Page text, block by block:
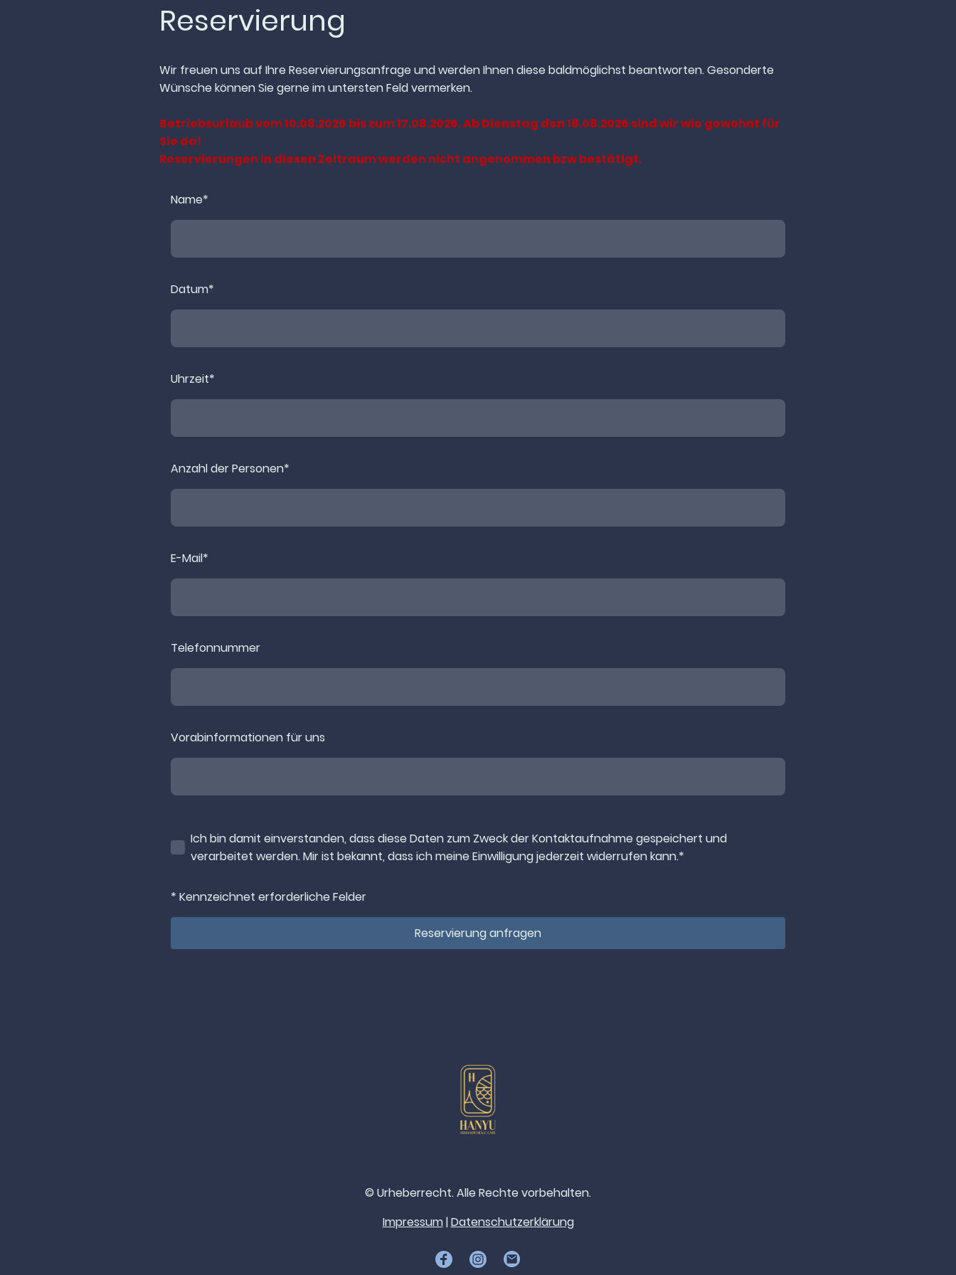
Reservierung
Wir freuen uns auf Ihre Reservierungsanfrage und werden Ihnen diese baldmöglichst beantworten. Gesonderte
Wünsche können Sie gerne im untersten Feld vermerken.
Betriebsurlaub vom 10.08.2026 bis zum 17.08.2026. Ab Dienstag den 18.08.2026 sind wir wie gewohnt für
Sie da!
Reservierungen in diesen Zeitraum werden nicht angenommen bzw bestätigt.
Name*
Datum*
Uhrzeit*
Anzahl der Personen*
E-Mail*
Telefonnummer
Vorabinformationen für uns
Ich bin damit einverstanden, dass diese Daten zum Zweck der Kontaktaufnahme gespeichert und
verarbeitet werden. Mir ist bekannt, dass ich meine Einwilligung jederzeit widerrufen kann.*
* Kennzeichnet erforderliche Felder
Reservierung anfragen
© Urheberrecht. Alle Rechte vorbehalten.
Impressum|Datenschutzerklärung